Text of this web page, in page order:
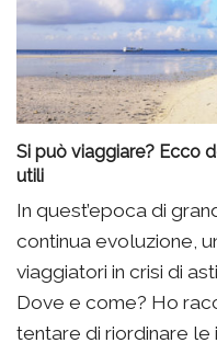
Si può viaggiare? Ecco
utili
In quest’epoca di
continua evoluzione,
viaggiatori in crisi di
Dove e come? Ho
tentare di riordinare le